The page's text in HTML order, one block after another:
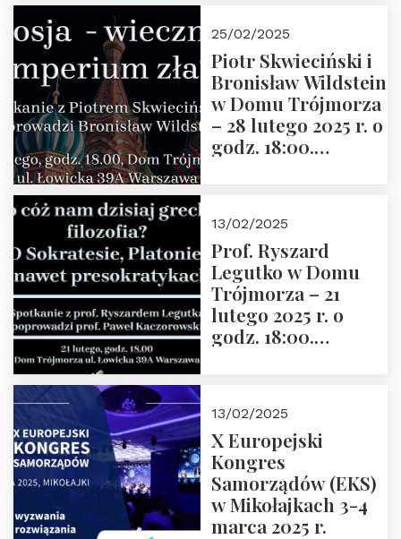
2025 r. godz. 17:30,
DAW ul. Miodowa
17/19
25/02/2025
Piotr Skwieciński i
Bronisław Wildstein
w Domu Trójmorza
– 28 lutego 2025 r. o
godz. 18:00.
13/02/2025
Prof. Ryszard
Legutko w Domu
Trójmorza – 21
lutego 2025 r. o
godz. 18:00.
Zapraszamy
13/02/2025
X Europejski
Kongres
Samorządów (EKS)
w Mikołajkach 3-4
marca 2025 r.